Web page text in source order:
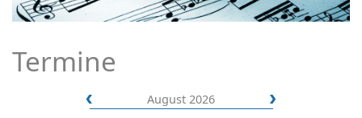
Termine
August 2026